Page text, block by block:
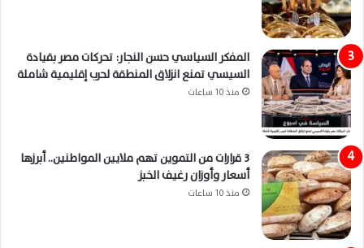
المفكر السياسي حسن النجار: تحركات مصر بقيادة
السيسي تمنع انزلاق المنطقة لحرب إقليمية شاملة
منذ 10 ساعات
3 قرارات من التموين تهم ملايين المواطنين.. أبرزها
أسعار وأوزان رغيف الخبز
منذ 10 ساعات